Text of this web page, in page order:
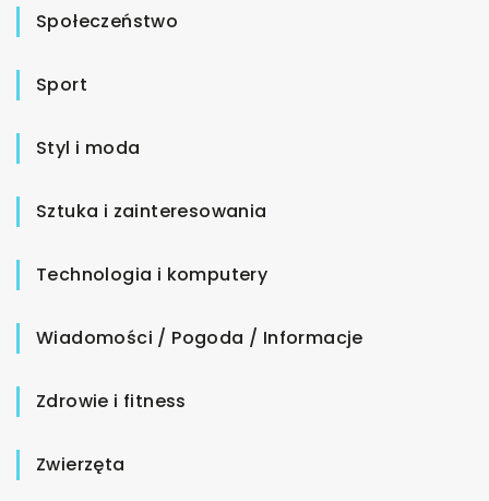
Społeczeństwo
Sport
Styl i moda
Sztuka i zainteresowania
Technologia i komputery
Wiadomości / Pogoda / Informacje
Zdrowie i fitness
Zwierzęta